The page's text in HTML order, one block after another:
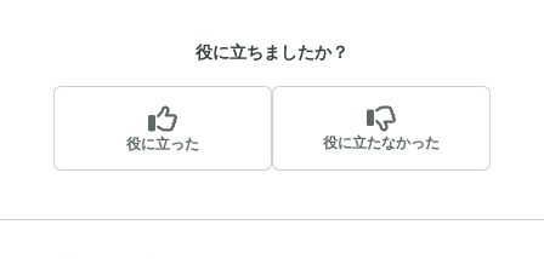
役に立ちましたか？
役に立った 役に立たなかった